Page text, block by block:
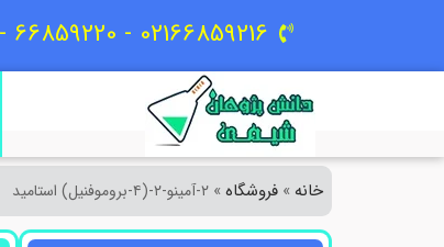
02166859216 - 66859220 - 09129618292
خانه » فروشگاه» ۲-آمینو-۲-(۴-بروموفنیل) استامید